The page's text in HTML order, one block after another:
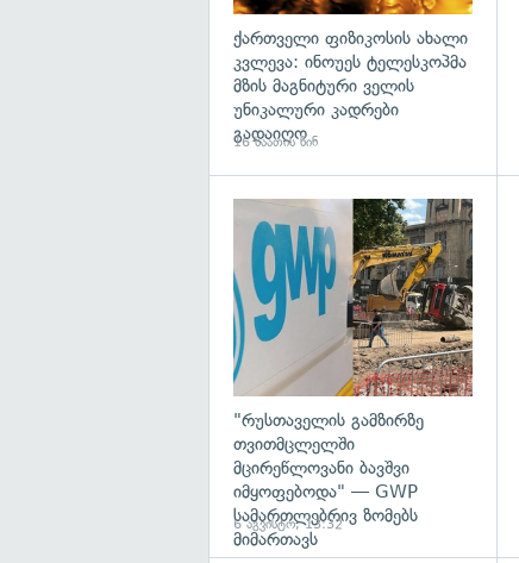
ქართველი ფიზიკოსის ახალი
კვლევა: ინოუეს ტელესკოპმა
მზის მაგნიტური ველის
უნიკალური კადრები
გადაიღო
16 საათის წინ
"რუსთაველის გამზირზე
თვითმცლელში
მცირეწლოვანი ბავშვი
იმყოფებოდა" — GWP
სამართლებრივ ზომებს
მიმართავს
6 აგვისტო, 13:32